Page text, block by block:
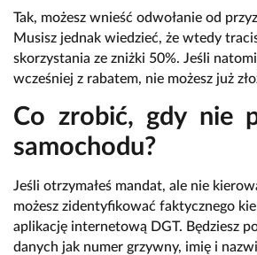
Tak, możesz wnieść odwołanie od
Musisz jednak wiedzieć, że wtedy
skorzystania ze zniżki 50%. Jeśli
wcześniej z rabatem, nie możesz już
Co zrobić, gdy nie
samochodu?
Jeśli otrzymałeś mandat, ale nie
możesz zidentyfikować faktycznego
aplikację internetową DGT. Będziesz
danych jak numer grzywny, imię i